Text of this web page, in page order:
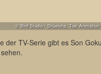
© Bird Studio / Shūeisha, Toei Animation
der TV-Serie gibt es Son